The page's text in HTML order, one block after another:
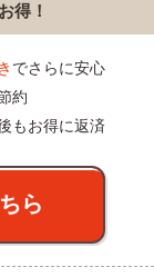
得！
でさらに安心
約
もお得に返済
ら